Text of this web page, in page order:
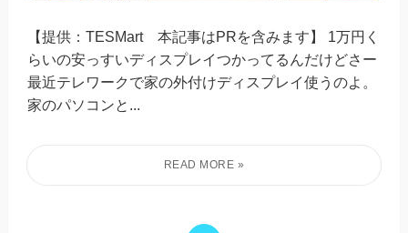
【提供：TESMart 本記事はPRを含みます】 1万円く
らいの安っすいディスプレイつかってるんだけどさー
最近テレワークで家の外付けディスプレイ使うのよ。
家のパソコンと...